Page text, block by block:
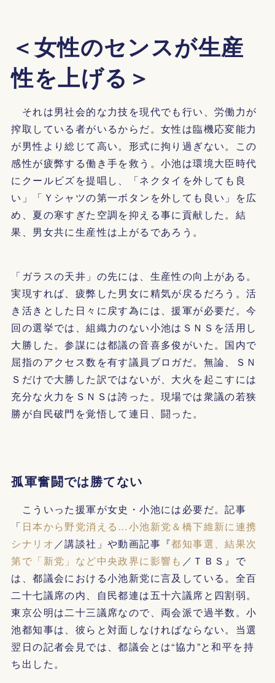
＜女性のセンスが生産
性を上げる＞
それは男社会的な力技を現代でも行い、労働力が
搾取している者がいるからだ。女性は臨機応変能力
が男性より総じて高い。形式に拘り過ぎない。この
感性が疲弊する働き手を救う。小池は環境大臣時代
にクールビズを提唱し、「ネクタイを外しても良
い」「Ｙシャツの第一ボタンを外しても良い」を広
め、夏の寒すぎた空調を抑える事に貢献した。結
果、男女共に生産性は上がるであろう。
「ガラスの天井」の先には、生産性の向上がある。
実現すれば、疲弊した男女に精気が戻るだろう。活
き活きとした日々に戻す為には、援軍が必要だ。今
回の選挙では、組織力のない小池はＳＮＳを活用し
大勝した。参謀には都議の音喜多俊がいた。国内で
屈指のアクセス数を有す議員ブロガだ。無論、ＳＮ
Ｓだけで大勝した訳ではないが、大火を起こすには
充分な火力をＳＮＳは誇った。現場では衆議の若狭
勝が自民破門を覚悟して連日、闘った。
孤軍奮闘では勝てない
こういった援軍が女史・小池には必要だ。記事
「 日本から野党消える…小池新党＆橋下維新に連携
シナリオ ／講談社」や動画記事『都知事選、結果次
第で「新党」など中央政界に影響も ／ＴＢＳ』で
は、都議会における小池新党に言及している。全百
二十七議席の内、自民都連は五十六議席と四割弱。
東京公明は二十三議席なので、両会派で過半数。小
池都知事は、彼らと対面しなければならない。当選
翌日の記者会見では、都議会とは“協力”と和平を持
ち出した。